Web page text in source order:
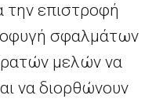
την επιστροφή
σφαλμάτων
μελών να
να διορθώνουν